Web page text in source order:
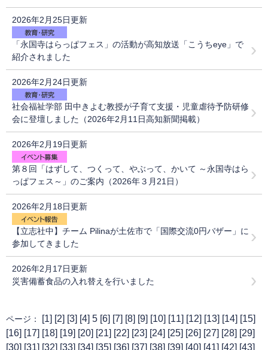
2026年2月25日更新
「永国寺はらっぱフェス」の活動が高知放送「こうちeye」で
紹介されました
2026年2月24日更新
社会福祉学部 田中きよむ教授が子育て支援・児童虐待予防研修
会に登壇しました（2026年2月11日高知新聞掲載）
2026年2月19日更新
第８回「はずして、つくって、やぶって、かいて ～永国寺はら
っぱフェス～」のご案内（2026年３月21日）
2026年2月18日更新
【立志社中】チーム Pilinaが土佐市で「国際交流0円バザー」に
参加してきました
2026年2月17日更新
災害備蓄食品の入れ替えを行いました
ページ： [1] [2] [3] [4] 5 [6] [7] [8] [9] [10] [11] [12] [13] [14] [15]
[16] [17] [18] [19] [20] [21] [22] [23] [24] [25] [26] [27] [28] [29]
[30] [31] [32] [33] [34] [35] [36] [37] [38] [39] [40] [41] [42] [43]